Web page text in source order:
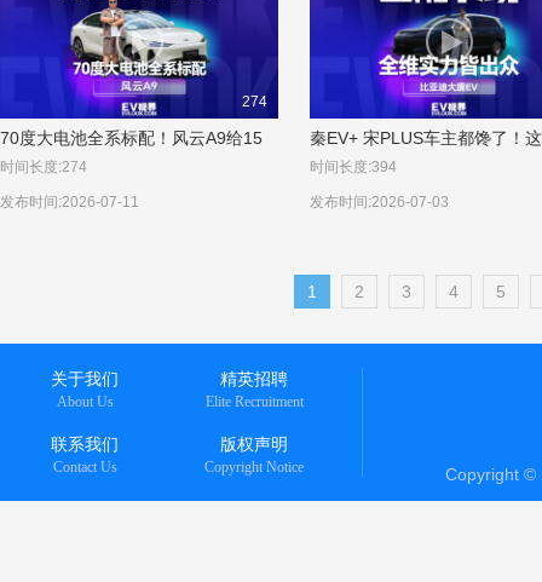
274
70度大电池全系标配！风云A9给15
时间长度:274
发布时间:2026-07-11
秦EV+ 宋PLUS车主都馋了！
时间长度:394
发布时间:2026-07-03
1 2 3 4 5
关于我们
About Us
精英招聘
Elite Recruitment
联系我们
Contact Us
版权声明
Copyright Notice Copyright ©